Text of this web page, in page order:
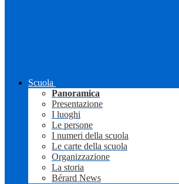
Scuola
Panoramica
Presentazione
I luoghi
Le persone
I numeri della scuola
Le carte della scuola
Organizzazione
La storia
Bérard News